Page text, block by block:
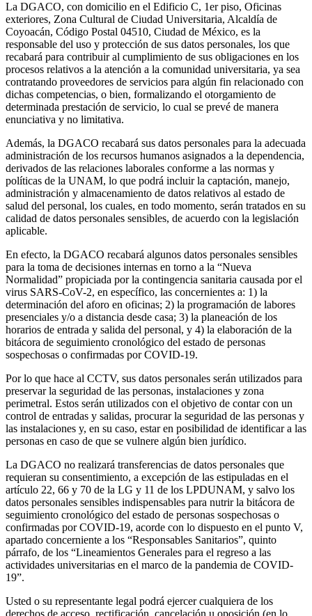
La DGACO, con domicilio en el Edificio C, 1er piso, Oficinas
exteriores, Zona Cultural de Ciudad Universitaria, Alcaldía de
Coyoacán, Código Postal 04510, Ciudad de México, es la
responsable del uso y protección de sus datos personales, los que
recabará para contribuir al cumplimiento de sus obligaciones en los
procesos relativos a la atención a la comunidad universitaria, ya sea
contratando proveedores de servicios para algún fin relacionado con
dichas competencias, o bien, formalizando el otorgamiento de
determinada prestación de servicio, lo cual se prevé de manera
enunciativa y no limitativa.
Además, la DGACO recabará sus datos personales para la adecuada
administración de los recursos humanos asignados a la dependencia,
derivados de las relaciones laborales conforme a las normas y
políticas de la UNAM, lo que podrá incluir la captación, manejo,
administración y almacenamiento de datos relativos al estado de
salud del personal, los cuales, en todo momento, serán tratados en su
calidad de datos personales sensibles, de acuerdo con la legislación
aplicable.
En efecto, la DGACO recabará algunos datos personales sensibles
para la toma de decisiones internas en torno a la “Nueva
Normalidad” propiciada por la contingencia sanitaria causada por el
virus SARS-CoV-2, en específico, las concernientes a: 1) la
determinación del aforo en oficinas; 2) la programación de labores
presenciales y/o a distancia desde casa; 3) la planeación de los
horarios de entrada y salida del personal, y 4) la elaboración de la
bitácora de seguimiento cronológico del estado de personas
sospechosas o confirmadas por COVID-19.
Por lo que hace al CCTV, sus datos personales serán utilizados para
preservar la seguridad de las personas, instalaciones y zona
perimetral. Estos serán utilizados con el objetivo de contar con un
control de entradas y salidas, procurar la seguridad de las personas y
las instalaciones y, en su caso, estar en posibilidad de identificar a las
personas en caso de que se vulnere algún bien jurídico.
La DGACO no realizará transferencias de datos personales que
requieran su consentimiento, a excepción de las estipuladas en el
artículo 22, 66 y 70 de la LG y 11 de los LPDUNAM, y salvo los
datos personales sensibles indispensables para nutrir la bitácora de
seguimiento cronológico del estado de personas sospechosas o
confirmadas por COVID-19, acorde con lo dispuesto en el punto V,
apartado concerniente a los “Responsables Sanitarios”, quinto
párrafo, de los “Lineamientos Generales para el regreso a las
actividades universitarias en el marco de la pandemia de COVID-
19”.
Usted o su representante legal podrá ejercer cualquiera de los